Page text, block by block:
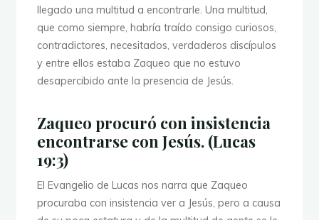
llegado una multitud a encontrarle. Una multitud,
que como siempre, habría traído consigo curiosos,
contradictores, necesitados, verdaderos discípulos
y entre ellos estaba Zaqueo que no estuvo
desapercibido ante la presencia de Jesús.
Zaqueo procuró con insistencia
encontrarse con Jesús. (Lucas
19:3)
El Evangelio de Lucas nos narra que Zaqueo
procuraba con insistencia ver a Jesús, pero a causa